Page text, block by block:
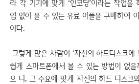
라 각 기기에 맞게 ‘인코딩’이라는 작업을
업 없이 볼 수 있는 유료 어플을 구매하여
이다.
그렇게 많은 사람이 ‘자신의 하드디스크
쉽게 스마트폰에서 볼 수 있는 방법이 없을
으 니, 그 수요에 맞게 자신의 하드 디스크